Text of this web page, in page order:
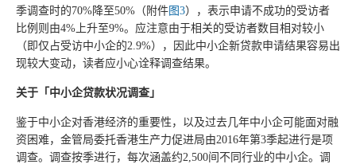
季调查时的70%降至50%（附件图3），表示申请不成功的受访者
比例则由4%上升至9%。应注意由于相关的受访者数目相对较小
（即仅占受访中小企的2.9%），因此中小企新贷款申请结果容易出
现较大变动，读者应小心诠释调查结果。
关于「中小企贷款状况调查」
鉴于中小企对香港经济的重要性，以及过去几年中小企可能面对融
资困难，金管局委托香港生产力促进局由2016年第3季起进行是项
调查。调查按季进行，每次涵盖约2,500间不同行业的中小企。调